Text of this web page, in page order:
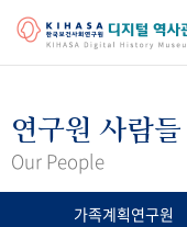
걸어온 길 기관 변천사
연구 역사
연구원 사람들
Our People
가족계획연구원